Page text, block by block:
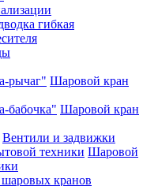
гибкая
Шаровой кран
Шаровой кран
Вентили и задвижки
Шаровой